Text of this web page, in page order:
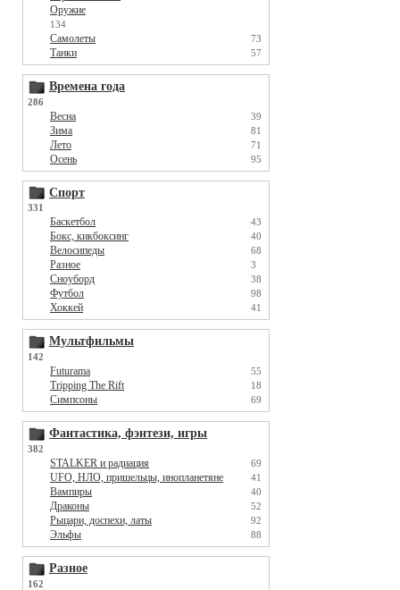
Оружие
134
Самолеты 73
Танки 57
Времена года
286
Весна 39
Зима 81
Лето 71
Осень 95
Спорт
331
Баскетбол 43
Бокс, кикбоксинг 40
Велосипеды 68
Разное 3
Сноуборд 38
Футбол 98
Хоккей 41
Мультфильмы
142
Futurama 55
Tripping The Rift 18
Симпсоны 69
Фантастика, фэнтези, игры
382
STALKER и радиация 69
UFO, НЛО, пришельцы, инопланетяне 41
Вампиры 40
Драконы 52
Рыцари, доспехи, латы 92
Эльфы 88
Разное
162